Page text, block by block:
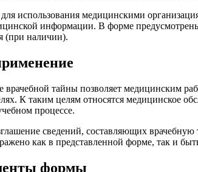
использования медицинскими
информации. В форме
(при наличии).
врачебной тайны позволяет медицинским
К таким целям относятся медицинское
процессе.
сведений, составляющих
как в представленной форме, так и
формы